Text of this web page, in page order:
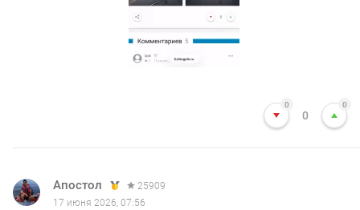
0
0
0
Апостол
25909
17 июня 2026, 07:56